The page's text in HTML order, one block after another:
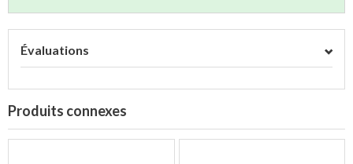
Évaluations
Produits connexes